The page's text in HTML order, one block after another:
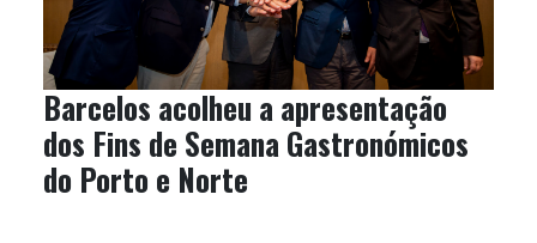
Barcelos acolheu a apresentação
dos Fins de Semana Gastronómicos
do Porto e Norte